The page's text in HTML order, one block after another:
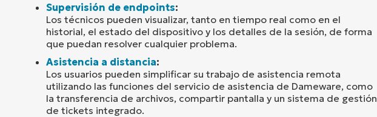
Supervisión de endpoints:
Los técnicos pueden visualizar, tanto en tiempo real como en el
historial, el estado del dispositivo y los detalles de la sesión, de forma
que puedan resolver cualquier problema.
Asistencia a distancia:
Los usuarios pueden simplificar su trabajo de asistencia remota
utilizando las funciones del servicio de asistencia de Dameware, como
la transferencia de archivos, compartir pantalla y un sistema de gestión
de tickets integrado.